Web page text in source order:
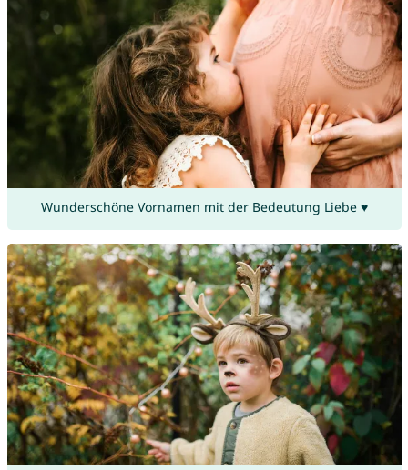
Wunderschöne Vornamen mit der Bedeutung Liebe ♥